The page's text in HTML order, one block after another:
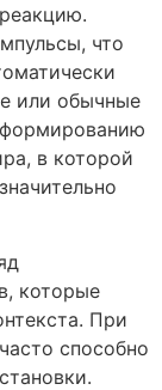
что
или обычные
в которой
которые
При
способно